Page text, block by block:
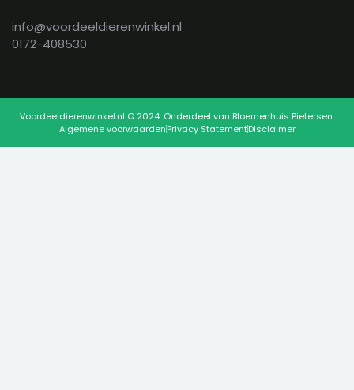
info@voordeeldierenwinkel.nl
0172-408530
Voordeeldierenwinkel.nl © 2024. Onderdeel van Bloemenhuis Pietersen.
Algemene voorwaardenPrivacy StatementDisclaimer